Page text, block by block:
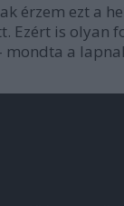
érzem ezt a
Ezért is olyan
mondta a